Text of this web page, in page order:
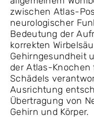
zwischen Atlas-
neurologischer
Bedeutung der
korrekten
Gehirngesundheit
der Atlas-
Schädels
Ausrichtung
Übertragung von
Gehirn und Körper.